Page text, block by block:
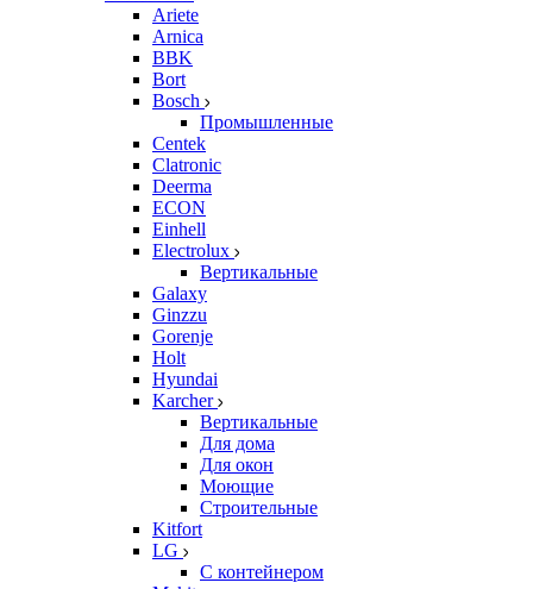
Ariete
Arnica
BBK
Bort
Bosch
Промышленные
Centek
Clatronic
Deerma
ECON
Einhell
Electrolux
Вертикальные
Galaxy
Ginzzu
Gorenje
Holt
Hyundai
Karcher
Вертикальные
Для дома
Для окон
Моющие
Строительные
Kitfort
LG
С контейнером